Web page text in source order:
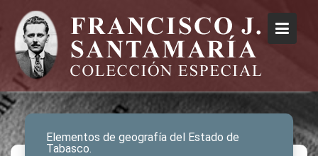
Elementos de geografía del Estado de
Tabasco.